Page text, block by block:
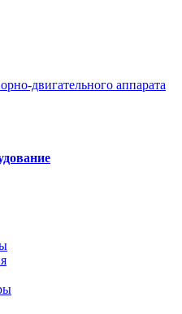
двигательного аппарата